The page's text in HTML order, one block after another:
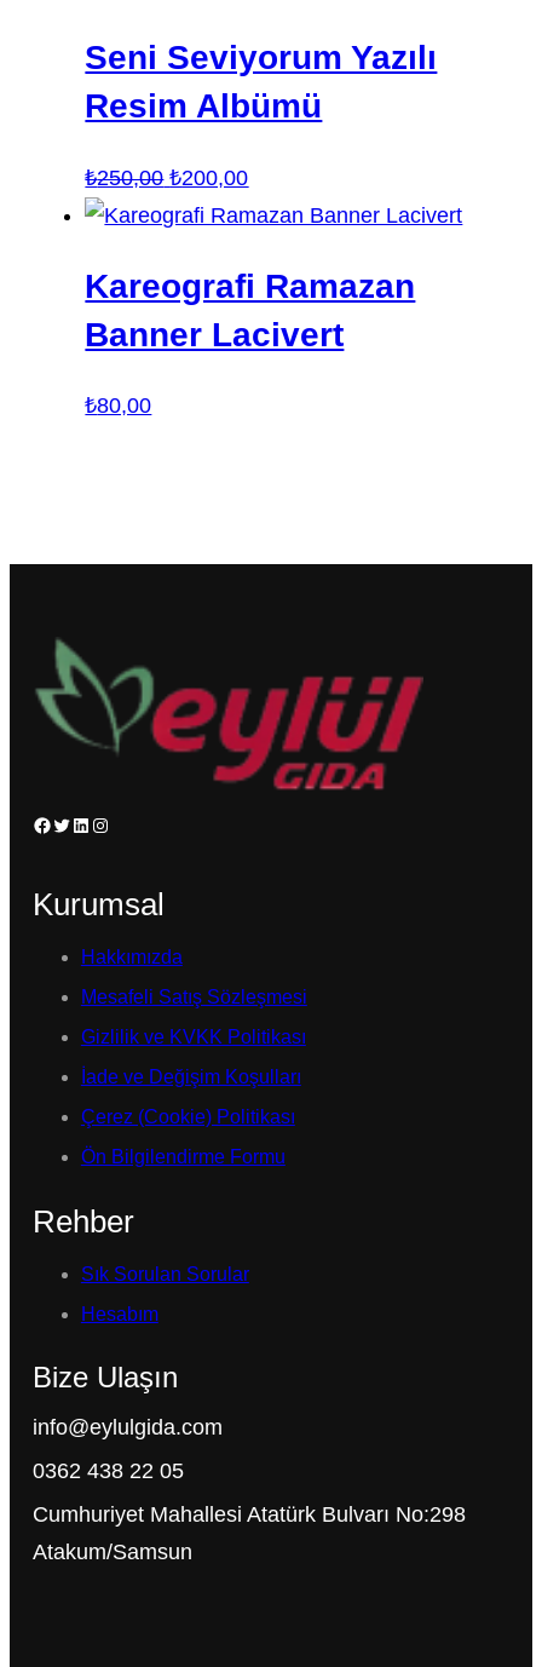
Seni Seviyorum Yazılı
Resim Albümü
₺250,00 Orijinal
fiyat:
₺200,00Şu
andaki
₺200,00.
Kareografi Ramazan
Banner Lacivert
₺80,00
Facebook Twitter LinkedIn Instagram
Kurumsal
Hakkımızda
Mesafeli Satış Sözleşmesi
Gizlilik ve KVKK Politikası
İade ve Değişim Koşulları
Çerez (Cookie) Politikası
Ön Bilgilendirme Formu
Rehber
Sık Sorulan Sorular
Hesabım
Bize Ulaşın
info@eylulgida.com
0362 438 22 05
Cumhuriyet Mahallesi Atatürk Bulvarı No:298
Atakum/Samsun